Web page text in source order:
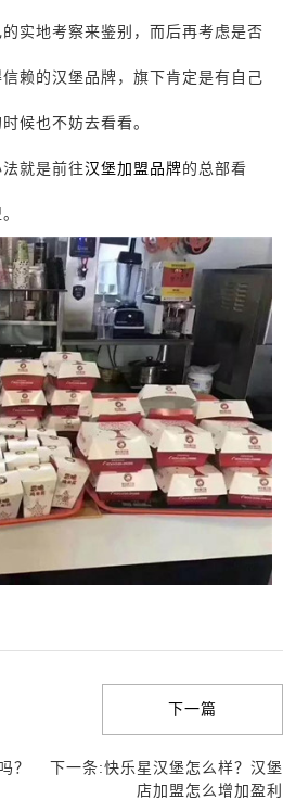
的实地考察来鉴别，而后再考虑是否
赖的汉堡品牌，旗下肯定是有自己
候也不妨去看看。
就是前往汉堡加盟品牌的总部看
？
下一篇
下一条:快乐星汉堡怎么样？汉堡
店加盟怎么增加盈利